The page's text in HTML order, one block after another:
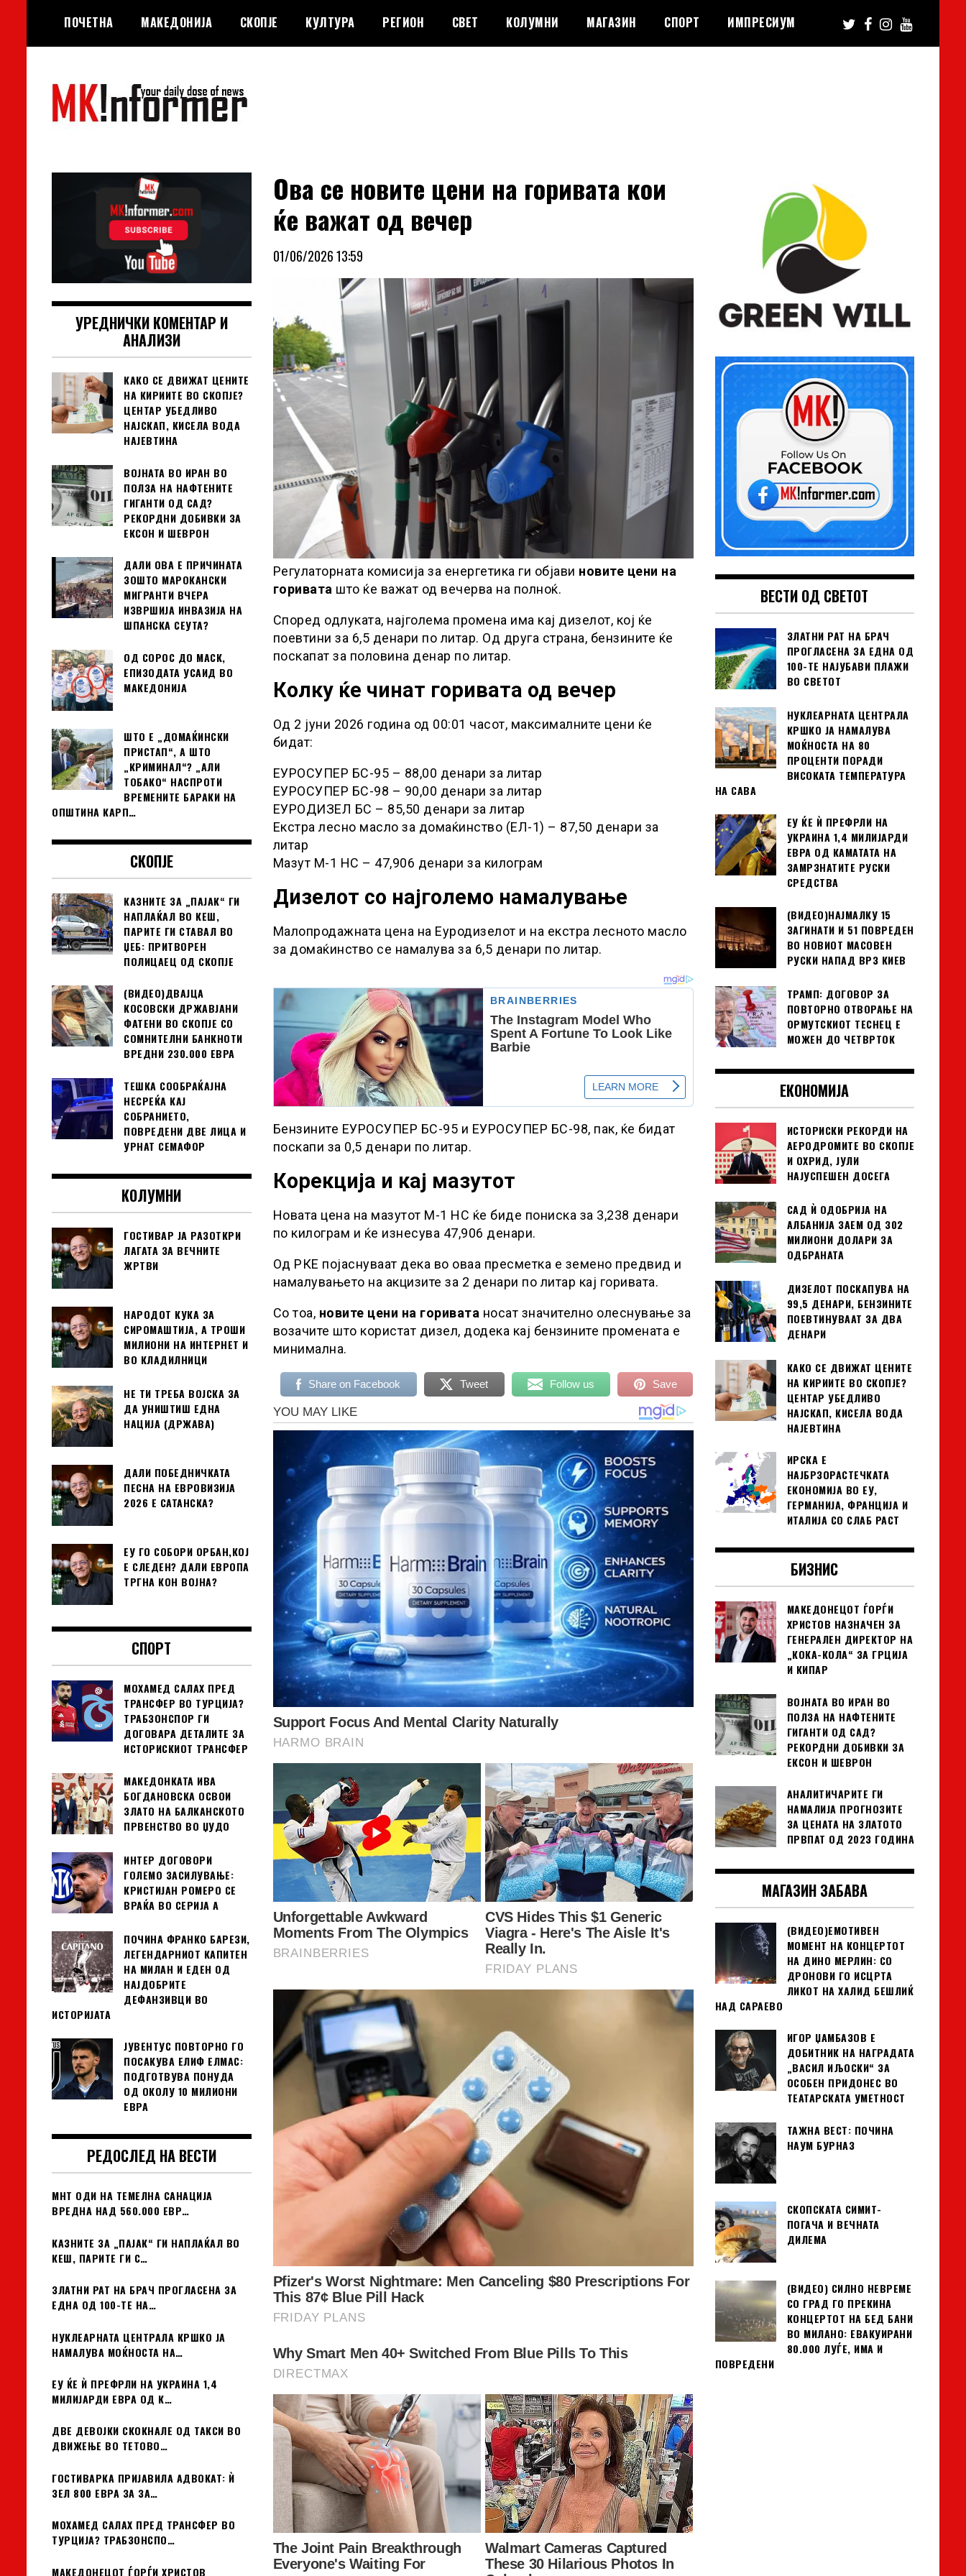
content
ПОЧЕТНА МАКЕДОНИЈА СКОПЈЕ КУЛТУРА РЕГИОН СВЕТ КОЛУМНИ МАГАЗИН СПОРТ ИМПРЕСИУМ
MKinformer
Ова се новите цени на горивата кои
ќе важат од вечер
01/06/2026 13:59
Регулаторната комисија за енергетика ги објави новите цени на
горивата што ќе важат од вечерва на полноќ.
Според одлуката, најголема промена има кај дизелот, кој ќе
поевтини за 6,5 денари по литар. Од друга страна, бензините ќе
поскапат за половина денар по литар.
Колку ќе чинат горивата од вечер
Од 2 јуни 2026 година од 00:01 часот, максималните цени ќе
бидат:
ЕУРОСУПЕР БС-95 – 88,00 денари за литар
ЕУРОСУПЕР БС-98 – 90,00 денари за литар
ЕУРОДИЗЕЛ БС – 85,50 денари за литар
Екстра лесно масло за домаќинство (ЕЛ-1) – 87,50 денари за
литар
Мазут М-1 НС – 47,906 денари за килограм
Дизелот со најголемо намалување
Малопродажната цена на Еуродизелот и на екстра лесното масло
за домаќинство се намалува за 6,5 денари по литар.
Бензините ЕУРОСУПЕР БС-95 и ЕУРОСУПЕР БС-98, пак, ќе бидат
поскапи за 0,5 денари по литар.
Корекција и кај мазутот
Новата цена на мазутот М-1 НС ќе биде пониска за 3,238 денари
по килограм и ќе изнесува 47,906 денари.
Од РКЕ појаснуваат дека во оваа пресметка е земено предвид и
намалувањето на акцизите за 2 денари по литар кај горивата.
Со тоа, новите цени на горивата носат значително олеснување за
возачите што користат дизел, додека кај бензините промената е
минимална.
Share on Facebook Tweet Follow us Save
УРЕДНИЧКИ КОМЕНТАР И
АНАЛИЗИ
КАКО СЕ ДВИЖАТ ЦЕНИТЕ
НА КИРИИТЕ ВО СКОПЈЕ?
ЦЕНТАР УБЕДЛИВО
НАЈСКАП, КИСЕЛА ВОДА
НАЈЕВТИНА
ВОЈНАТА ВО ИРАН ВО
ПОЛЗА НА НАФТЕНИТЕ
ГИГАНТИ ОД САД?
РЕКОРДНИ ДОБИВКИ ЗА
ЕКСОН И ШЕВРОН
ДАЛИ ОВА Е ПРИЧИНАТА
ЗОШТО МАРОКАНСКИ
МИГРАНТИ ВЧЕРА
ИЗВРШИЈА ИНВАЗИЈА НА
ШПАНСКА СЕУТА?
ОД СОРОС ДО МАСК,
ЕПИЗОДАТА УСАИД ВО
МАКЕДОНИЈА
ШТО Е „ДОМАЌИНСКИ
ПРИСТАП“, А ШТО
„КРИМИНАЛ“? „АЛИ
ТОБАКО“ НАСПРОТИ
ВРЕМЕНИТЕ БАРАКИ НА
ОПШТИНА КАРП…
СКОПЈЕ
КАЗНИТЕ ЗА „ПАЈАК“ ГИ
НАПЛАЌАЛ ВО КЕШ,
ПАРИТЕ ГИ СТАВАЛ ВО
ЏЕБ: ПРИТВОРЕН
ПОЛИЦАЕЦ ОД СКОПЈЕ
(ВИДЕО)ДВАЈЦА
КОСОВСКИ ДРЖАВЈАНИ
ФАТЕНИ ВО СКОПЈЕ СО
СОМНИТЕЛНИ БАНКНОТИ
ВРЕДНИ 230.000 ЕВРА
ТЕШКА СООБРАЌАЈНА
НЕСРЕЌА КАЈ
СОБРАНИЕТО,
ПОВРЕДЕНИ ДВЕ ЛИЦА И
УРНАТ СЕМАФОР
КОЛУМНИ
ГОСТИВАР ЈА РАЗОТКРИ
ЛАГАТА ЗА ВЕЧНИТЕ
ЖРТВИ
НАРОДОТ КУКА ЗА
СИРОМАШТИЈА, А ТРОШИ
МИЛИОНИ НА ИНТЕРНЕТ И
ВО КЛАДИЛНИЦИ
НЕ ТИ ТРЕБА ВОЈСКА ЗА
ДА УНИШТИШ ЕДНА
НАЦИЈА (ДРЖАВА)
ДАЛИ ПОБЕДНИЧКАТА
ПЕСНА НА ЕВРОВИЗИЈА
2026 Е САТАНСКА?
ЕУ ГО СОБОРИ ОРБАН,КОЈ
Е СЛЕДЕН? ДАЛИ ЕВРОПА
ТРГНА КОН ВОЈНА?
СПОРТ
МОХАМЕД САЛАХ ПРЕД
ТРАНСФЕР ВО ТУРЦИЈА?
ТРАБЗОНСПОР ГИ
ДОГОВАРА ДЕТАЛИТЕ ЗА
ИСТОРИСКИОТ ТРАНСФЕР
МАКЕДОНКАТА ИВА
БОГДАНОВСКА ОСВОИ
ЗЛАТО НА БАЛКАНСКОТО
ПРВЕНСТВО ВО ЏУДО
ИНТЕР ДОГОВОРИ
ГОЛЕМО ЗАСИЛУВАЊЕ:
КРИСТИЈАН РОМЕРО СЕ
ВРАЌА ВО СЕРИЈА А
ПОЧИНА ФРАНКО БАРЕЗИ,
ЛЕГЕНДАРНИОТ КАПИТЕН
НА МИЛАН И ЕДЕН ОД
НАЈДОБРИТЕ
ДЕФАНЗИВЦИ ВО
ИСТОРИЈАТА
ЈУВЕНТУС ПОВТОРНО ГО
ПОСАКУВА ЕЛИФ ЕЛМАС:
ПОДГОТВУВА ПОНУДА
ОД ОКОЛУ 10 МИЛИОНИ
ЕВРА
РЕДОСЛЕД НА ВЕСТИ
МНТ ОДИ НА ТЕМЕЛНА САНАЦИЈА
ВРЕДНА НАД 560.000 ЕВР…
КАЗНИТЕ ЗА „ПАЈАК“ ГИ НАПЛАЌАЛ ВО
КЕШ, ПАРИТЕ ГИ С…
ЗЛАТНИ РАТ НА БРАЧ ПРОГЛАСЕНА ЗА
ЕДНА ОД 100-ТЕ НА…
НУКЛЕАРНАТА ЦЕНТРАЛА КРШКО ЈА
НАМАЛУВА МОЌНОСТА НА…
ЕУ ЌЕ Ѝ ПРЕФРЛИ НА УКРАИНА 1,4
МИЛИЈАРДИ ЕВРА ОД К…
ДВЕ ДЕВОЈКИ СКОКНАЛЕ ОД ТАКСИ ВО
ДВИЖЕЊЕ ВО ТЕТОВО…
ГОСТИВАРКА ПРИЈАВИЛА АДВОКАТ: Ѝ
ЗЕЛ 800 ЕВРА ЗА ЗА…
МОХАМЕД САЛАХ ПРЕД ТРАНСФЕР ВО
ТУРЦИЈА? ТРАБЗОНСПО…
МАКЕДОНЕЦОТ ЃОРЃИ ХРИСТОВ
ВЕСТИ ОД СВЕТОТ
ЗЛАТНИ РАТ НА БРАЧ
ПРОГЛАСЕНА ЗА ЕДНА ОД
100-ТЕ НАЈУБАВИ ПЛАЖИ
ВО СВЕТОТ
НУКЛЕАРНАТА ЦЕНТРАЛА
КРШКО ЈА НАМАЛУВА
МОЌНОСТА НА 80
ПРОЦЕНТИ ПОРАДИ
ВИСОКАТА ТЕМПЕРАТУРА
НА САВА
ЕУ ЌЕ Ѝ ПРЕФРЛИ НА
УКРАИНА 1,4 МИЛИЈАРДИ
ЕВРА ОД КАМАТАТА НА
ЗАМРЗНАТИТЕ РУСКИ
СРЕДСТВА
(ВИДЕО)НАЈМАЛКУ 15
ЗАГИНАТИ И 51 ПОВРЕДЕН
ВО НОВИОТ МАСОВЕН
РУСКИ НАПАД ВРЗ КИЕВ
ТРАМП: ДОГОВОР ЗА
ПОВТОРНО ОТВОРАЊЕ НА
ОРМУТСКИОТ ТЕСНЕЦ Е
МОЖЕН ДО ЧЕТВРТОК
ЕКОНОМИЈА
ИСТОРИСКИ РЕКОРДИ НА
АЕРОДРОМИТЕ ВО СКОПЈЕ
И ОХРИД, ЈУЛИ
НАЈУСПЕШЕН ДОСЕГА
САД Ѝ ОДОБРИЈА НА
АЛБАНИЈА ЗАЕМ ОД 302
МИЛИОНИ ДОЛАРИ ЗА
ОДБРАНАТА
ДИЗЕЛОТ ПОСКАПУВА НА
99,5 ДЕНАРИ, БЕНЗИНИТЕ
ПОЕВТИНУВААТ ЗА ДВА
ДЕНАРИ
КАКО СЕ ДВИЖАТ ЦЕНИТЕ
НА КИРИИТЕ ВО СКОПЈЕ?
ЦЕНТАР УБЕДЛИВО
НАЈСКАП, КИСЕЛА ВОДА
НАЈЕВТИНА
ИРСКА Е
НАЈБРЗОРАСТЕЧКАТА
ЕКОНОМИЈА ВО ЕУ,
ГЕРМАНИЈА, ФРАНЦИЈА И
ИТАЛИЈА СО СЛАБ РАСТ
БИЗНИС
МАКЕДОНЕЦОТ ЃОРЃИ
ХРИСТОВ НАЗНАЧЕН ЗА
ГЕНЕРАЛЕН ДИРЕКТОР НА
„КОКА-КОЛА“ ЗА ГРЦИЈА
И КИПАР
ВОЈНАТА ВО ИРАН ВО
ПОЛЗА НА НАФТЕНИТЕ
ГИГАНТИ ОД САД?
РЕКОРДНИ ДОБИВКИ ЗА
ЕКСОН И ШЕВРОН
АНАЛИТИЧАРИТЕ ГИ
НАМАЛИЈА ПРОГНОЗИТЕ
ЗА ЦЕНАТА НА ЗЛАТОТО
ПРВПАТ ОД 2023 ГОДИНА
МАГАЗИН ЗАБАВА
(ВИДЕО)ЕМОТИВЕН
МОМЕНТ НА КОНЦЕРТОТ
НА ДИНО МЕРЛИН: СО
ДРОНОВИ ГО ИСЦРТА
ЛИКОТ НА ХАЛИД БЕШЛИЌ
НАД САРАЕВО
ИГОР ЏАМБАЗОВ Е
ДОБИТНИК НА НАГРАДАТА
„ВАСИЛ ИЉОСКИ“ ЗА
ОСОБЕН ПРИДОНЕС ВО
ТЕАТАРСКАТА УМЕТНОСТ
ТАЖНА ВЕСТ: ПОЧИНА
НАУМ БУРНАЗ
СКОПСКАТА СИМИТ-
ПОГАЧА И ВЕЧНАТА
ДИЛЕМА
(ВИДЕО) СИЛНО НЕВРЕМЕ
СО ГРАД ГО ПРЕКИНА
КОНЦЕРТОТ НА БЕД БАНИ
ВО МИЛАНО: ЕВАКУИРАНИ
80.000 ЛУЃЕ, ИМА И
ПОВРЕДЕНИ